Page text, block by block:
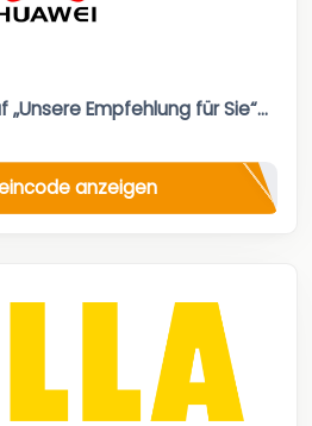
Empfehlung für Sie“...
anzeigen